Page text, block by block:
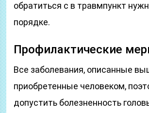
обратиться с в травмпункт
порядке.
Профилактические
Все заболевания, описанные
приобретенные человеком,
допустить болезненность